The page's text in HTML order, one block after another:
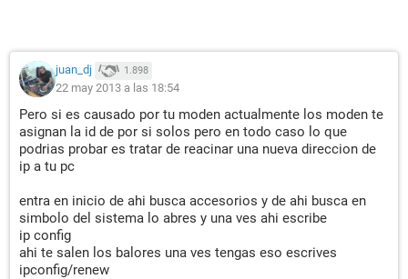
juan_dj 1.898
22 may 2013 a las 18:54
Pero si es causado por tu moden actualmente los moden te
asignan la id de por si solos pero en todo caso lo que
podrias probar es tratar de reacinar una nueva direccion de
ip a tu pc
entra en inicio de ahi busca accesorios y de ahi busca en
simbolo del sistema lo abres y una ves ahi escribe
ip config
ahi te salen los balores una ves tengas eso escrives
ipconfig/renew